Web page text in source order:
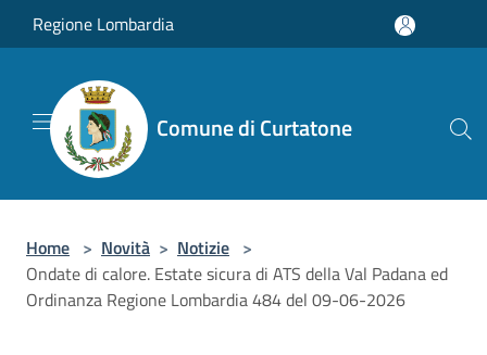
Salta al contenuto principale
Regione Lombardia
Comune di Curtatone
Home > Novità > Notizie >
Ondate di calore. Estate sicura di ATS della Val Padana ed
Ordinanza Regione Lombardia 484 del 09-06-2026